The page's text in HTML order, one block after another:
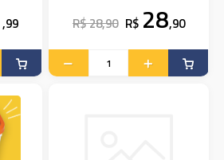
,99 R$ 28,90 R$ 28,90